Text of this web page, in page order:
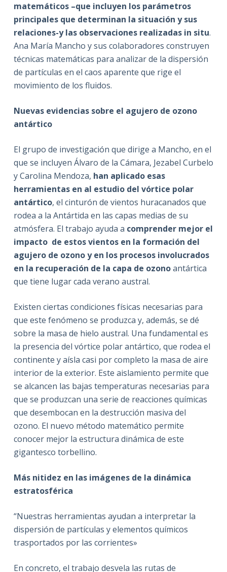
matemáticos –que incluyen los parámetros
principales que determinan la situación y sus
relaciones-y las observaciones realizadas in situ.
Ana María Mancho y sus colaboradores construyen
técnicas matemáticas para analizar de la dispersión
de partículas en el caos aparente que rige el
movimiento de los fluidos.
Nuevas evidencias sobre el agujero de ozono
antártico
El grupo de investigación que dirige a Mancho, en el
que se incluyen Álvaro de la Cámara, Jezabel Curbelo
y Carolina Mendoza, han aplicado esas
herramientas en al estudio del vórtice polar
antártico, el cinturón de vientos huracanados que
rodea a la Antártida en las capas medias de su
atmósfera. El trabajo ayuda a comprender mejor el
impacto de estos vientos en la formación del
agujero de ozono y en los procesos involucrados
en la recuperación de la capa de ozonoantártica
que tiene lugar cada verano austral.
Existen ciertas condiciones físicas necesarias para
que este fenómeno se produzca y, además, se dé
sobre la masa de hielo austral. Una fundamental es
la presencia del vórtice polar antártico, que rodea el
continente y aísla casi por completo la masa de aire
interior de la exterior. Este aislamiento permite que
se alcancen las bajas temperaturas necesarias para
que se produzcan una serie de reacciones químicas
que desembocan en la destrucción masiva del
ozono. El nuevo método matemático permite
conocer mejor la estructura dinámica de este
gigantesco torbellino.
Más nitidez en las imágenes de la dinámica
estratosférica
“Nuestras herramientas ayudan a interpretar la
dispersión de partículas y elementos químicos
trasportados por las corrientes»
En concreto, el trabajo desvela las rutas de